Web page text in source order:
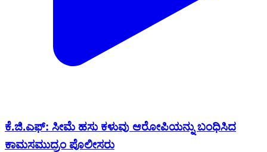
ಕೆ.ಜಿ.ಎಫ್: ಸೀಮೆ ಹಸು ಕಳುವು ಆರೋಪಿಯನ್ನು ಬಂಧಿಸಿದ
ಕಾಮಸಮುದ್ರಂ ಪೊಲೀಸರು